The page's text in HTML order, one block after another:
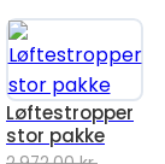
Løftestropper
stor pakke